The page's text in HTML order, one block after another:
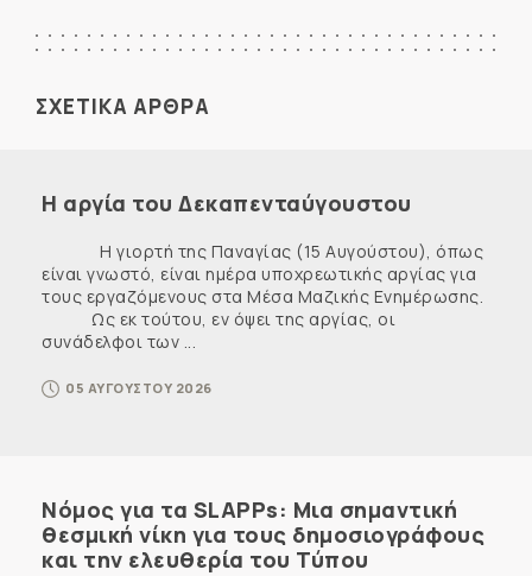
ΣΧΕΤΙΚΑ ΑΡΘΡΑ
Η αργία του Δεκαπενταύγουστου
Η γιορτή της Παναγίας (15 Αυγούστου), όπως
είναι γνωστό, είναι ημέρα υποχρεωτικής αργίας για
τους εργαζόμενους στα Μέσα Μαζικής Ενημέρωσης.
Ως εκ τούτου, εν όψει της αργίας, οι
συνάδελφοι των ...
05 ΑΥΓΟΥΣΤΟΥ 2026
Νόμος για τα SLAPPs: Μια σημαντική
θεσμική νίκη για τους δημοσιογράφους
και την ελευθερία του Τύπου